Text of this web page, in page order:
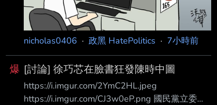
nicholas0406 · 政黑 HatePolitics · 7小時前
爆 [討論] 徐巧芯在臉書狂發陳時中圖
https://i.imgur.com/2YmC2HL.jpeg
https://i.imgur.com/CJ3w0eP.png 國民黨立委徐